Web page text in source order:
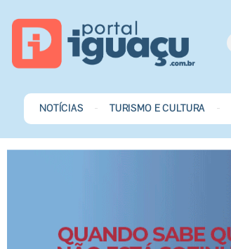
NOTÍCIAS TURISMO E CULTURA